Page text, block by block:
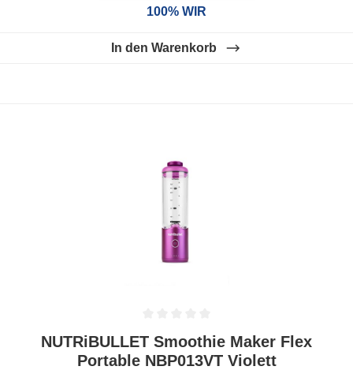
100% WIR
In den Warenkorb
Durchschnittliche Bewertung von 0 von 5 Sternen
NUTRiBULLET Smoothie Maker Flex
Portable NBP013VT Violett